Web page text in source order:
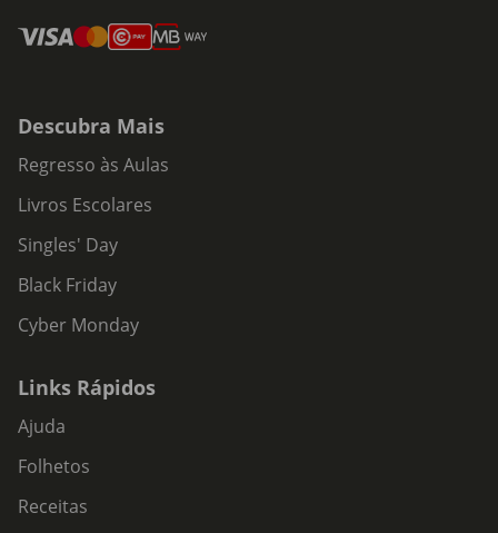
Descubra Mais
Regresso às Aulas
Livros Escolares
Singles' Day
Black Friday
Cyber Monday
Links Rápidos
Ajuda
Folhetos
Receitas